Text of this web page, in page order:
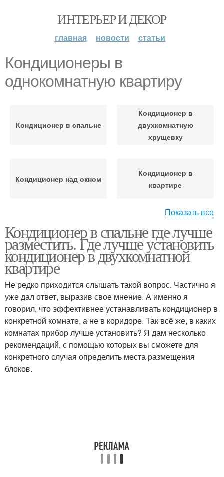
ИНТЕРЬЕР И ДЕКОР
главная новости статьи
Кондиционеры в
однокомнатную квартиру
Кондиционер в спальне
Кондиционер в
двухкомнатную
хрущевку
Кондиционер над окном
Кондиционер в
квартире
Кондиционер в однушку Большой кондиционер
Кондиционер в
прихожей
Инверторный
кондиционер
Показать все
Кондиционер в спальне где лучше
разместить. Где лучше установить
кондиционер в двухкомнатной
квартире
Не редко приходится слышать такой вопрос. Частично я
уже дал ответ, выразив свое мнение. А именно я
говорил, что эффективнее устанавливать кондиционер в
конкретной комнате, а не в коридоре. Так всё же, в каких
комнатах прибор лучше установить? Я дам несколько
рекомендаций, с помощью которых вы сможете для
конкретного случая определить места размещения
блоков.